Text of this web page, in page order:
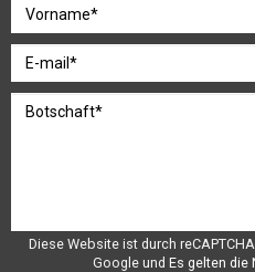
Diese Website ist durch
Google und Es gelten die